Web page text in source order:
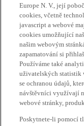
Europe N. V., její
cookies, včetně
javascript a webové
cookies umožňující
našim webovým
zapamatování si
Používáme také
uživatelských statistik
se ochranou údajů,
návštěvníci využívají
webové stránky,
Poskytnete-li pomocí